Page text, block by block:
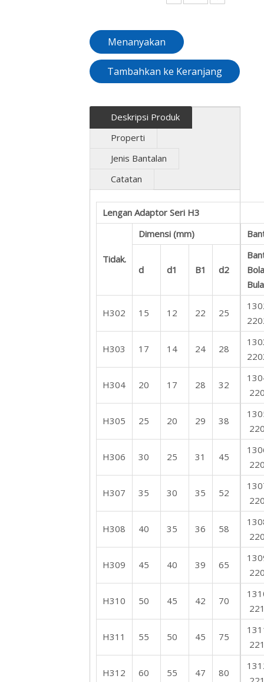
Menanyakan
Tambahkan ke Keranjang
Deskripsi Produk
Properti
Jenis Bantalan
Catatan
Lengan Adaptor Seri H3
Tidak.
Dimensi (mm)
d d1 B1 d2
Bola
H302 15 12 22 25
H303 17 14 24 28
H304 20 17 28 32
H305 25 20 29 38
H306 30 25 31 45
H307 35 30 35 52
H308 40 35 36 58
H309 45 40 39 65
H310 50 45 42 70
H311 55 50 45 75
H312 60 55 47 80